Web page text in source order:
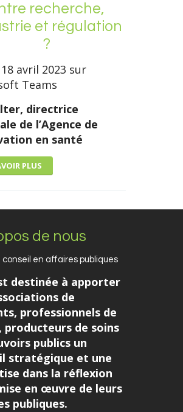
recherche,
et régulation
?
avril 2023 sur
Teams
directrice
de l’Agence de
en santé
PLUS
de nous
en affaires publiques
destinée à apporter
de
professionnels de
producteurs de soins
publics un
stratégique et une
dans la réflexion
en œuvre de leurs
publiques.